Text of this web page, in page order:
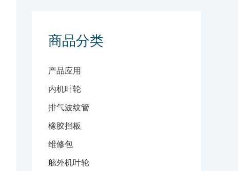
商品分类
产品应用
内机叶轮
排气波纹管
橡胶挡板
维修包
舷外机叶轮